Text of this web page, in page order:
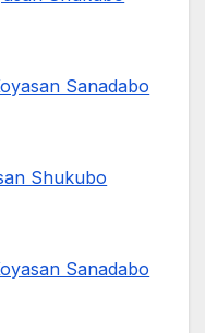
Sanadabo
Shukubo
Sanadabo